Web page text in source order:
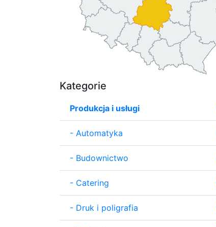
Kategorie
Produkcja i usługi
- Automatyka
- Budownictwo
- Catering
- Druk i poligrafia